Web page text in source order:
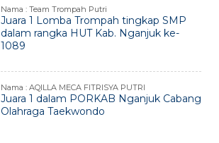
Nama : Team Trompah Putri
Juara 1 Lomba Trompah tingkap SMP
dalam rangka HUT Kab. Nganjuk ke-
1089
Nama : AQILLA MECA FITRISYA PUTRI
Juara 1 dalam PORKAB Nganjuk Cabang
Olahraga Taekwondo